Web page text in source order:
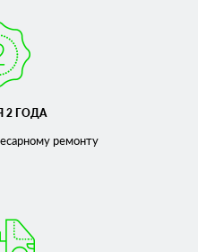
2 ГОДА
ремонту